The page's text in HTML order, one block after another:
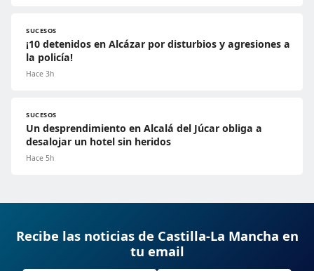
SUCESOS
¡10 detenidos en Alcázar por disturbios y agresiones a
la policía!
Hace 3h
SUCESOS
Un desprendimiento en Alcalá del Júcar obliga a
desalojar un hotel sin heridos
Hace 5h
Recibe las noticias de Castilla-La Mancha en
tu email